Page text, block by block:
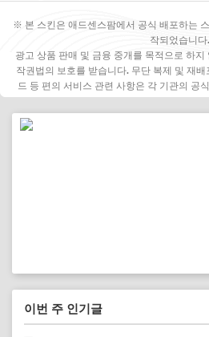
※ 본 스킨은 애드센스팜에서 공식 배포하는
작되었습니다.
광고 상품 판매 및 금융 중개를 목적으로 하
작권법의 보호를 받습니다. 무단 복제 및 재배
드 등 편의 서비스 관련 사항은 각 기관의 공
이번 주 인기글